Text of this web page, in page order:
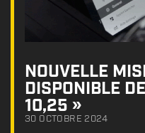
NOUVELLE
DISPONIBLE
10,25 »
30 OCTOBRE 2024